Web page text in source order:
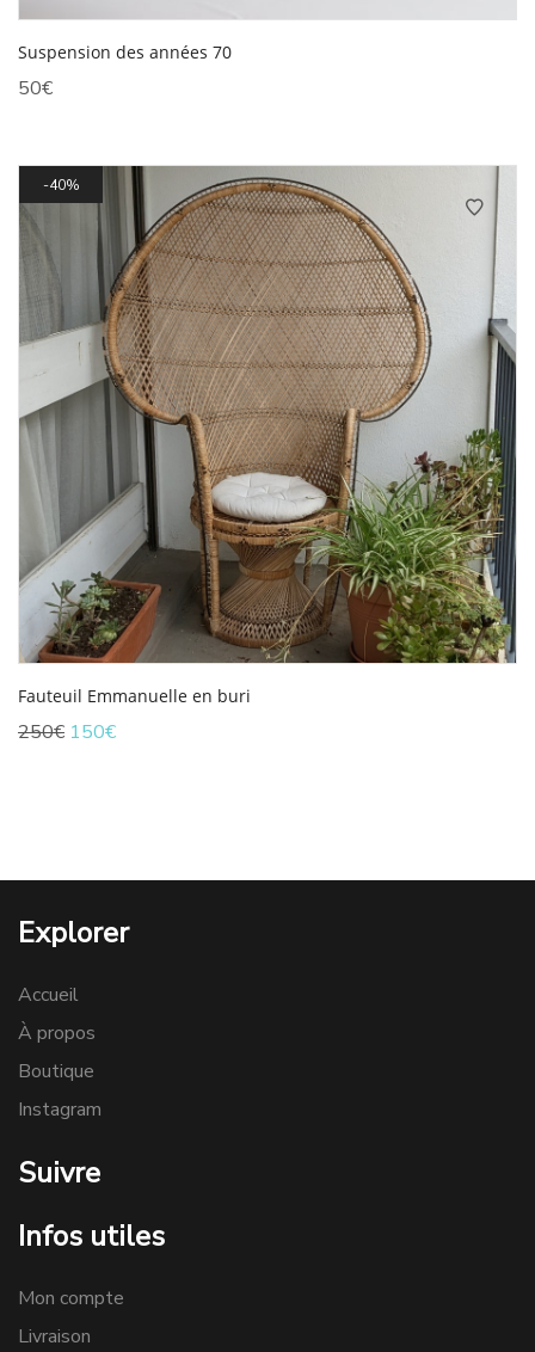
Suspension des années 70
50€
40%
Fauteuil Emmanuelle en buri
250€ Le
150€Le
Explorer
Accueil
À propos
Boutique
Instagram
Suivre
Infos utiles
Mon compte
Livraison